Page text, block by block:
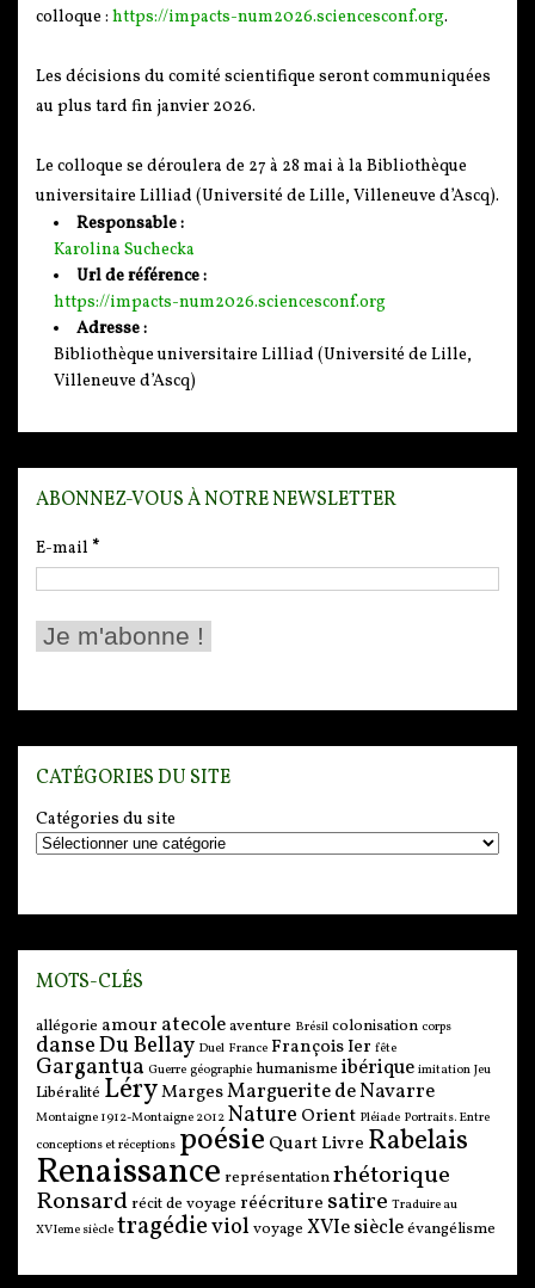
colloque : https://impacts-num2026.sciencesconf.org.
Les décisions du comité scientifique seront communiquées
au plus tard fin janvier 2026.
Le colloque se déroulera de 27 à 28 mai à la Bibliothèque
universitaire Lilliad (Université de Lille, Villeneuve d’Ascq).
Responsable :
Karolina Suchecka
Url de référence :
https://impacts-num2026.sciencesconf.org
Adresse :
Bibliothèque universitaire Lilliad (Université de Lille,
Villeneuve d’Ascq)
ABONNEZ-VOUS À NOTRE NEWSLETTER
E-mail *
CATÉGORIES DU SITE
Catégories du site
MOTS-CLÉS
allégorie amour atecoleaventure Brésil colonisation corps
danseDu Bellay Duel France François Ier fête
Gargantua Guerre géographie humanisme ibérique imitation Jeu
Libéralité LéryMargesMarguerite de Navarre
Montaigne 1912-Montaigne 2012 Nature Orient Pléiade Portraits. Entre
conceptions et réceptions poésie Quart Livre Rabelais
Renaissance représentationrhétorique
Ronsardrécit de voyage réécriture satire Traduire au
XVIeme siècle tragédieviol voyage XVIe siècleévangélisme